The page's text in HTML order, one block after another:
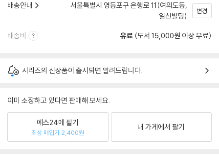
배송안내
서울특별시 영등포구 은행로 11(여의도동,
일신빌딩)
변경
배송비 유료 (도서 15,000원 이상 무료)
시리즈의 신상품이 출시되면 알려드립니다.
이미 소장하고 있다면 판매해 보세요.
예스24에 팔기
최상 매입가 2,400원
내 가게에서 팔기